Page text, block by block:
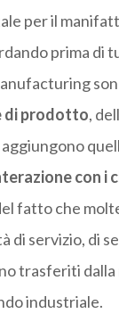
per il
prima di
di prodotto,
aggiungono
con i
fatto che
di servizio, di
trasferiti
industriale.